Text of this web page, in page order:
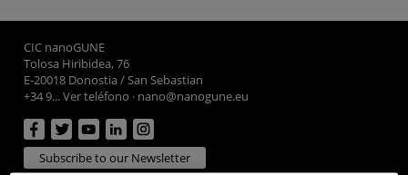
CIC nanoGUNE
Tolosa Hiribidea, 76
E-20018 Donostia / San Sebastian
+34 9... Ver teléfono · nano@nanogune.eu
Subscribe to our Newsletter